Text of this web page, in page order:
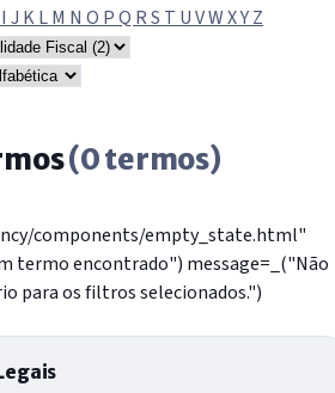
I J KLM N O PQ RS T UVWXYZ
(0 termos)
components/empty_state.html"
termo encontrado") message=_("Não
para os filtros selecionados.")